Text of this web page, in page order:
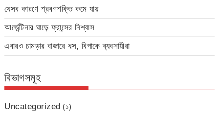
যেসব কারণে শ্রবণশক্তি কমে যায়
আর্জেন্টিনার ঘাড়ে ফ্রান্সের নিশ্বাস
এবারও চামড়ার বাজারে ধস, বিপাকে ব্যবসায়ীরা
বিভাগসমূহ
Uncategorized (১)